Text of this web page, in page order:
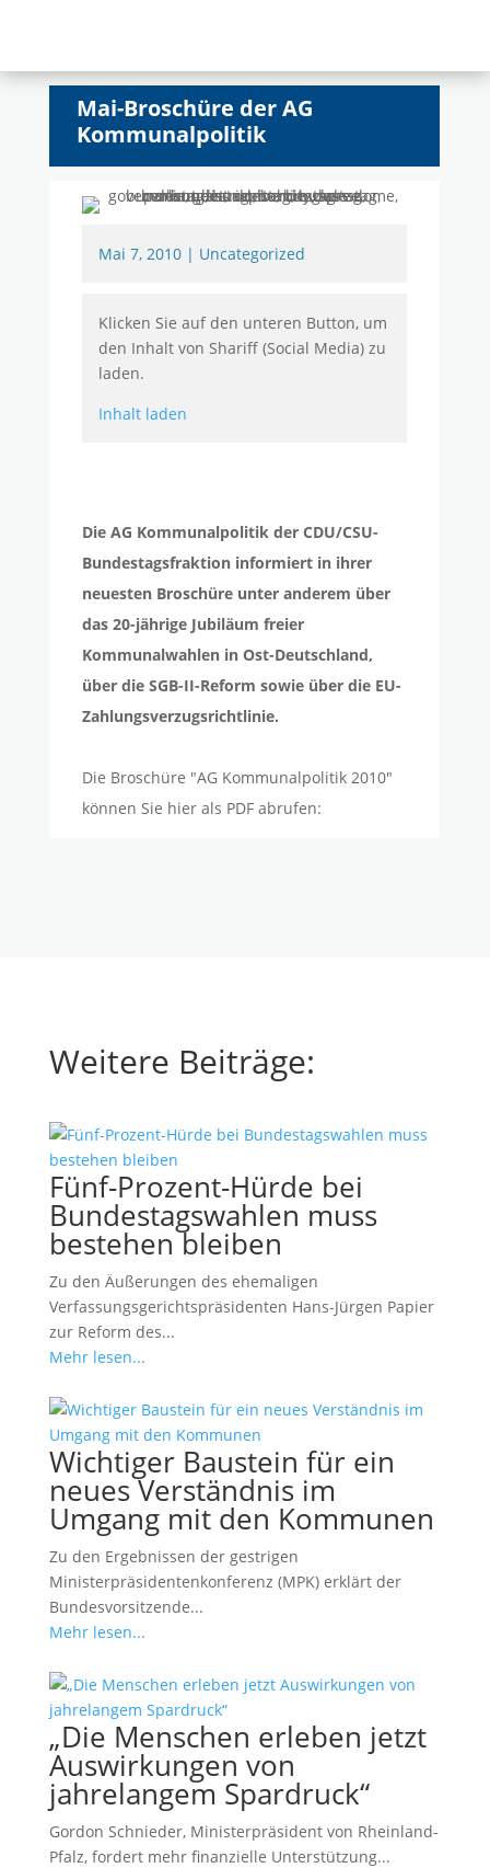
Mai-Broschüre der AG
Kommunalpolitik
Mai 7, 2010| Uncategorized
Klicken Sie auf den unteren Button, um
den Inhalt von Shariff (Social Media) zu
laden.
Inhalt laden
Die AG Kommunalpolitik der CDU/CSU-
Bundestagsfraktion informiert in ihrer
neuesten Broschüre unter anderem über
das 20-jährige Jubiläum freier
Kommunalwahlen in Ost-Deutschland,
über die SGB-II-Reform sowie über die EU-
Zahlungsverzugsrichtlinie.
Die Broschüre "AG Kommunalpolitik 2010"
können Sie hier als PDF abrufen:
Weitere Beiträge:
Fünf-Prozent-Hürde bei
Bundestagswahlen muss
bestehen bleiben
Zu den Äußerungen des ehemaligen
Verfassungsgerichtspräsidenten Hans-Jürgen Papier
zur Reform des...
Mehr lesen...
Wichtiger Baustein für ein
neues Verständnis im
Umgang mit den Kommunen
Zu den Ergebnissen der gestrigen
Ministerpräsidentenkonferenz (MPK) erklärt der
Bundesvorsitzende...
Mehr lesen...
„Die Menschen erleben jetzt
Auswirkungen von
jahrelangem Spardruck“
Gordon Schnieder, Ministerpräsident von Rheinland-
Pfalz, fordert mehr finanzielle Unterstützung...